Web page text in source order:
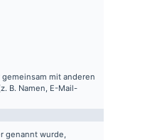
mit anderen
B. Namen, E-Mail-
genannt wurde,